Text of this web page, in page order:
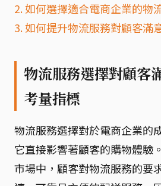
2. 如何選擇適合電商企業的物
3. 如何提升物流服務對顧客滿
物流服務選擇對顧客
考量指標
物流服務選擇對於電商企業的
它直接影響著顧客的購物體驗
市場中，顧客對物流服務的要